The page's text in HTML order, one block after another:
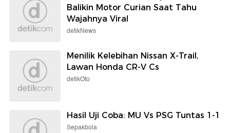
Balikin Motor Curian Saat Tahu
Wajahnya Viral
detikNews
Menilik Kelebihan Nissan X-Trail,
Lawan Honda CR-V Cs
detikOto
Hasil Uji Coba: MU Vs PSG Tuntas 1-1
Sepakbola